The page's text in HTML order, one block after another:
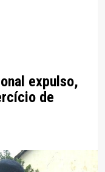
expulso,
de